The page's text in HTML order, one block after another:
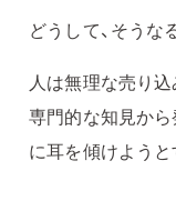
どうして、そうな
人は無理な売り
専門的な知見か
に耳を傾けようと